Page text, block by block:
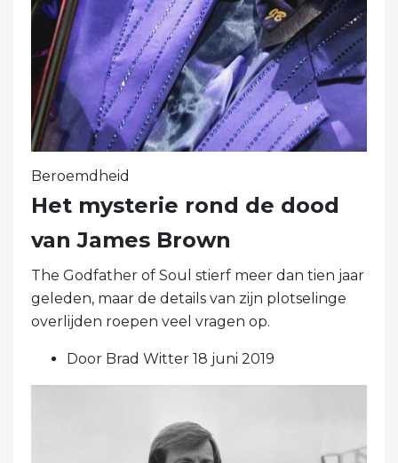
Beroemdheid
Het mysterie rond de dood
van James Brown
The Godfather of Soul stierf meer dan tien jaar
geleden, maar de details van zijn plotselinge
overlijden roepen veel vragen op.
Door Brad Witter 18 juni 2019